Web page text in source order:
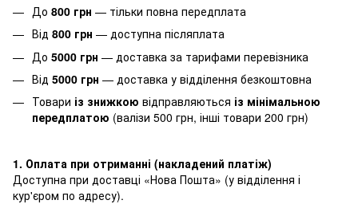
До 800 грн — тільки повна передплата
Від 800 грн — доступна післяплата
До 5000 грн — доставка за тарифами перевізника
Від 5000 грн — доставка у відділення безкоштовна
Товари із знижкою відправляються із мінімальною
передплатою (валізи 500 грн, інші товари 200 грн)
1. Оплата при отриманні (накладений платіж)
Доступна при доставці «Нова Пошта» (у відділення і
кур'єром по адресу).